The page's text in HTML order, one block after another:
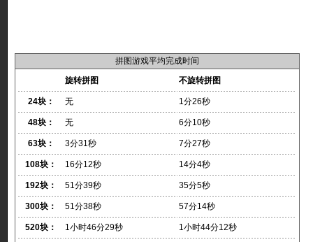
拼图游戏平均完成时间
旋转拼图
不旋转拼图
24块： 无 1分26秒
48块： 无 6分10秒
63块： 3分31秒 7分27秒
108块： 16分12秒 14分4秒
192块： 51分39秒 35分5秒
300块： 51分38秒 57分14秒
520块： 1小时46分29秒 1小时44分12秒